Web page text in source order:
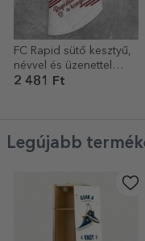
FC Rapid sütő kesztyű,
névvel és üzenettel
személyre szabva
2 481 Ft
Legújabb